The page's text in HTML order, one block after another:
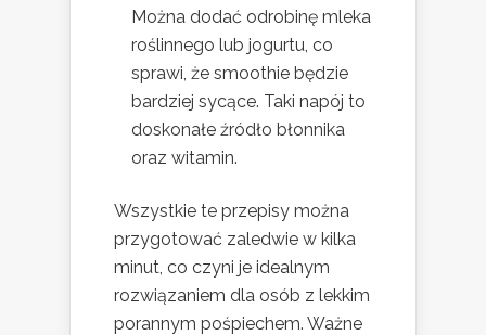
Można dodać odrobinę mleka
roślinnego lub jogurtu, co
sprawi, że smoothie będzie
bardziej sycące. Taki napój to
doskonałe źródło błonnika
oraz witamin.
Wszystkie te przepisy można
przygotować zaledwie w kilka
minut, co czyni je idealnym
rozwiązaniem dla osób z lekkim
porannym pośpiechem. Ważne